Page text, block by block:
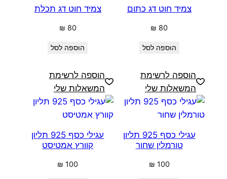
צמיד חוט דג כתום
₪ 80
הוספה לסל
הוספה לרשימת
המשאלות שלי
צמיד חוט דג תכלת
₪ 80
הוספה לסל
הוספה לרשימת
המשאלות שלי
עגילי כסף 925 תליון
טורמלין שחור
₪ 100
עגילי כסף 925 תליון
קוורץ אמטיסט
₪ 100